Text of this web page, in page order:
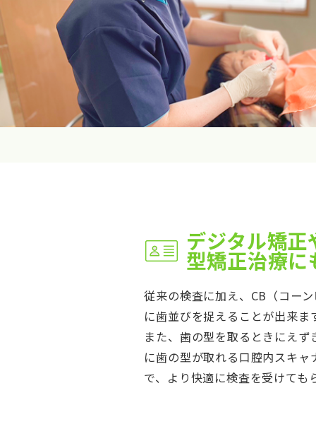
デジタル矯
型矯正治療に
従来の検査に加え、CB（コー
に歯並びを捉えることが出来ま
また、歯の型を取るときにえ
に歯の型が取れる口腔内スキ
で、より快適に検査を受けても